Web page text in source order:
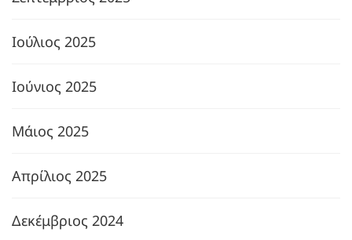
Ιούλιος 2025
Ιούνιος 2025
Μάιος 2025
Απρίλιος 2025
Δεκέμβριος 2024